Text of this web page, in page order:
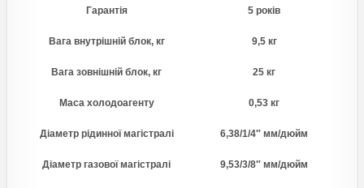
Гарантія 5 років
Вага внутрішній блок, кг 9,5 кг
Вага зовнішній блок, кг 25 кг
Маса холодоагенту 0,53 кг
Діаметр рідинної магістралі 6,38/1/4″ мм/дюйм
Діаметр газової магістралі 9,53/3/8″ мм/дюйм